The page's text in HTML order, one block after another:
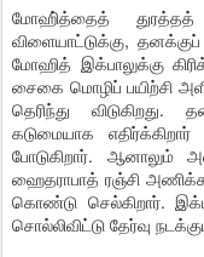
மோஹி்த்தைத்
விளையாட்டுக்கு,
மோஹித் இக்பாலுக்கு
சைகை மொழிப் பயிற்சி
தெரிந்து
கடுமையாக
போடுகிறார். ஆனாலும்
ஹைதராபாத் ரஞ்சி
கொண்டு செல்கிறார்.
சொல்லிவிட்டு தேர்வு